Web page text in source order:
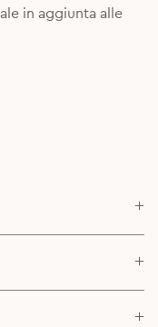
in aggiunta alle